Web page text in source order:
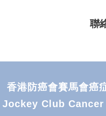
聯
香港防癌會賽馬會癌
Jockey Club